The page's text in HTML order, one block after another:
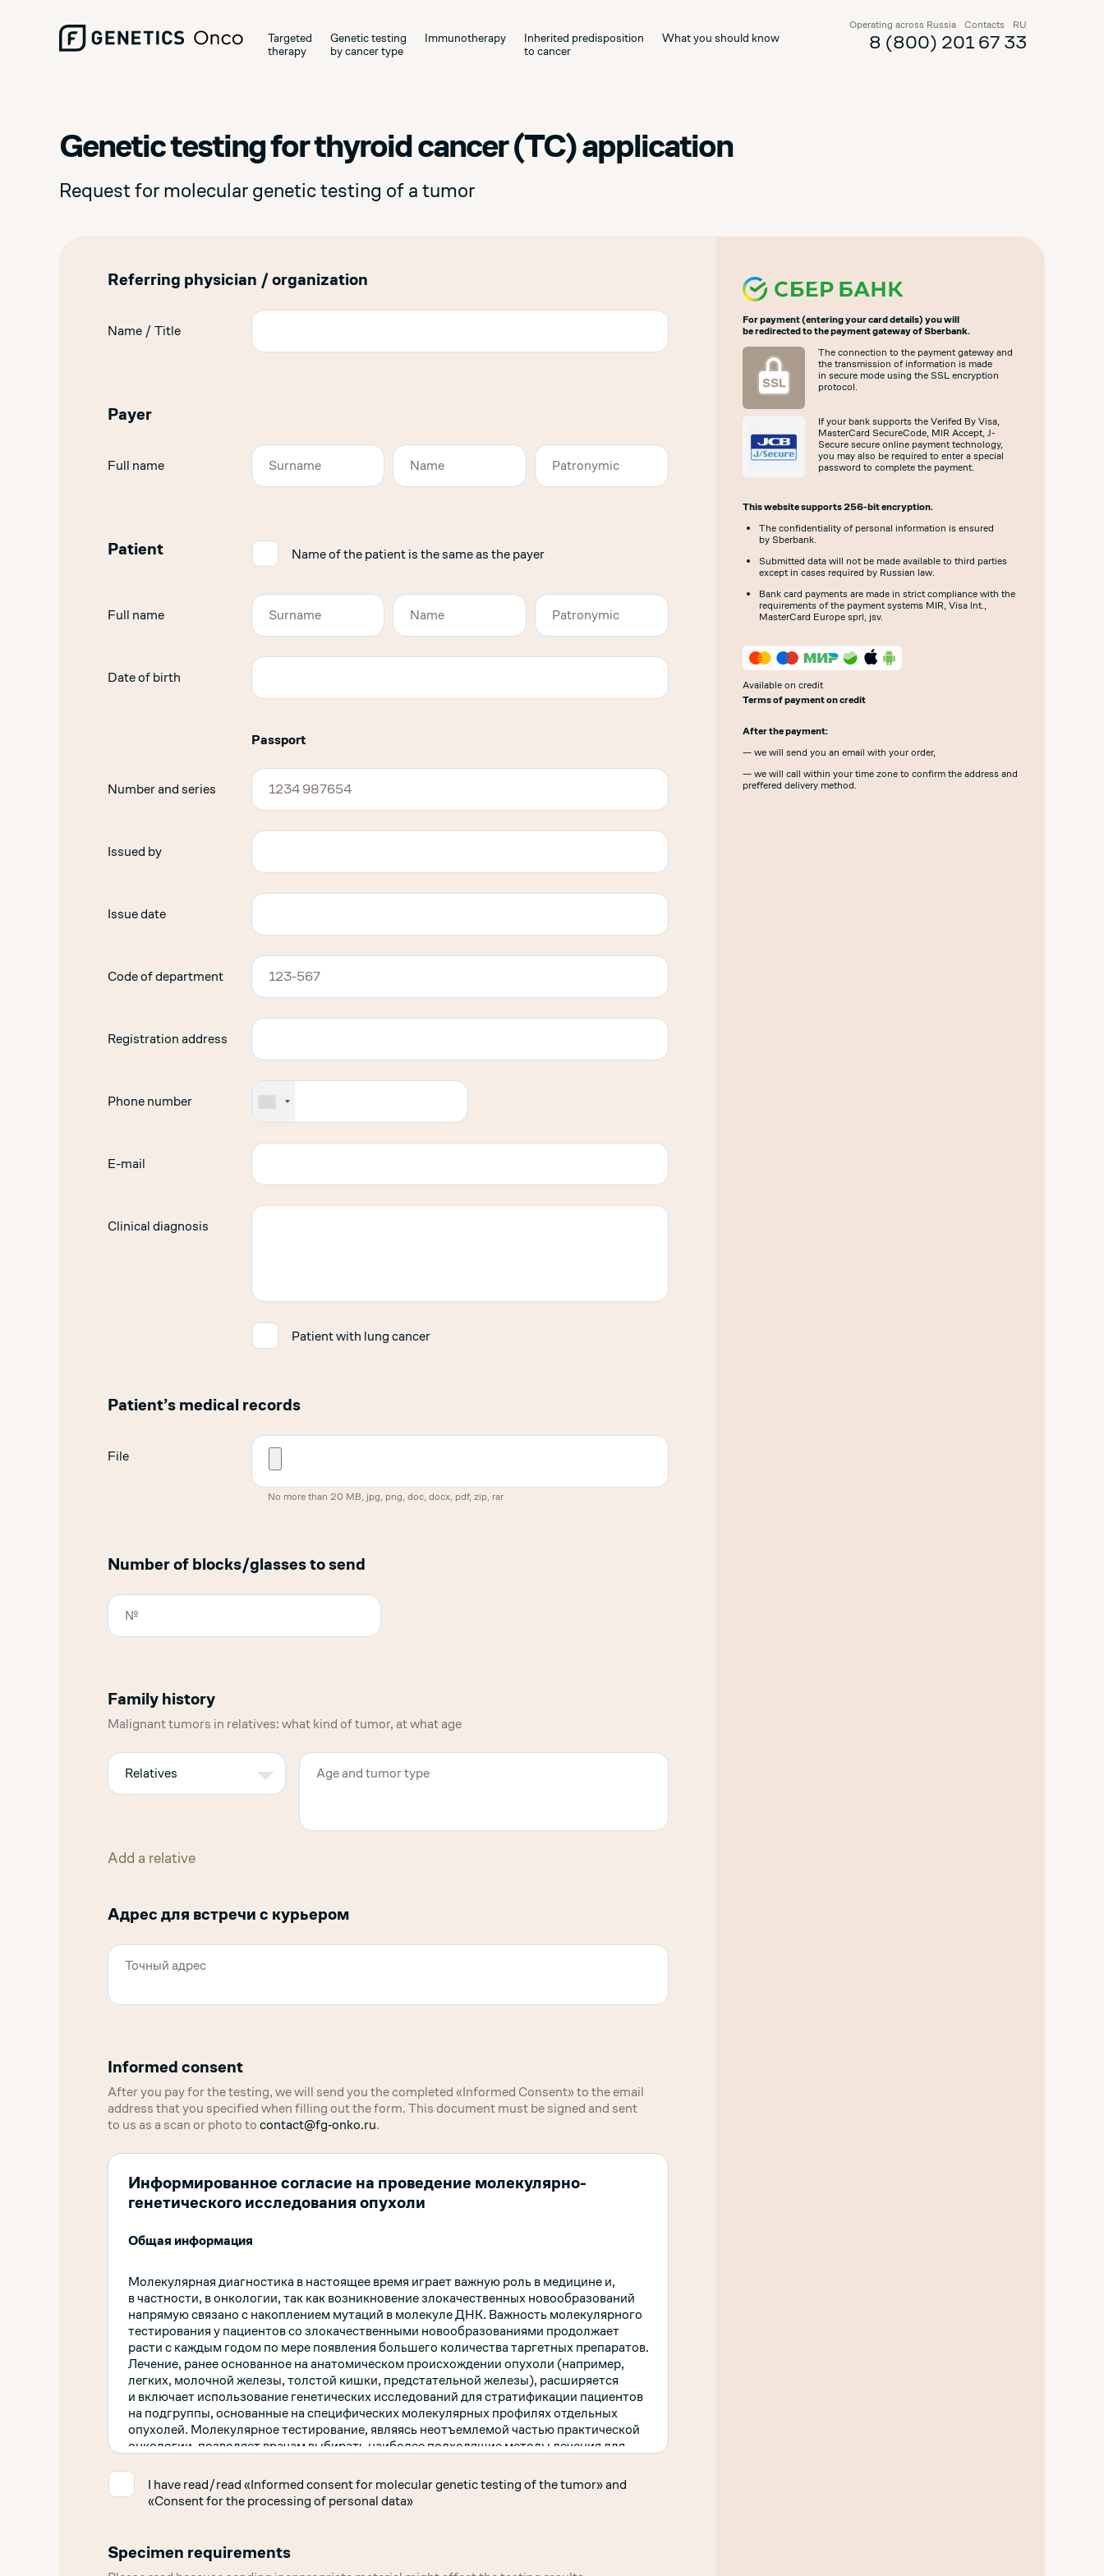
Targeted
therapy
Genetic testing
by cancer type
Immunotherapy
Inherited predisposition
to cancer
What you should know
Operating across Russia Contacts RU
8 (800) 201 67 33
Genetic testing for thyroid cancer (TC) application
Request for molecular genetic testing of a tumor
Referring physician / organization
Name / Title
Payer
Full name
Patient Name of the patient is the same as the payer
Full name
Date of birth
Passport
Number and series
Issued by
Issue date
Code of department
Registration address
Phone number
E-mail
Clinical diagnosis
Patient with lung cancer
Patient’s medical records
File
No more than 20 MB, jpg, png, doc, docx, pdf, zip, rar
Number of blocks/glasses to send
Family history
Malignant tumors in relatives: what kind of tumor, at what age
Add a relative
Адрес для встречи с курьером
Informed consent
After you pay for the testing, we will send you the completed «Informed Consent» to the email
address that you specified when filling out the form. This document must be signed and sent
to us as a scan or photo tocontact@fg‑onko.ru.
Информированное согласие на проведение молекулярно-
генетического исследования опухоли
Общая информация
Молекулярная диагностика в настоящее время играет важную роль в медицине и,
в частности, в онкологии, так как возникновение злокачественных новообразований
напрямую связано с накоплением мутаций в молекуле ДНК. Важность молекулярного
тестирования у пациентов со злокачественными новообразованиями продолжает
расти с каждым годом по мере появления большего количества таргетных препаратов.
Лечение, ранее основанное на анатомическом происхождении опухоли (например,
легких, молочной железы, толстой кишки, предстательной железы), расширяется
и включает использование генетических исследований для стратификации пациентов
на подгруппы, основанные на специфических молекулярных профилях отдельных
опухолей. Молекулярное тестирование, являясь неотъемлемой частью практической
онкологии, позволяет врачам выбирать наиболее подходящие методы лечения для
Молекулярно-генетическое исследование методом NGS (
молочной железы), Генетическое тестирование КРР (колоректальный рак),
Генетическое тестирование РЩЖ (рак щитовидной железы), Генетическое
I have read/read «Informed consent for molecular genetic testing of the tumor» and
«Consent for the processing of personal data»
Specimen requirements
For payment (entering your card details) you will
be redirected to the payment gateway of Sberbank.
The connection to the payment gateway and
the transmission of information is made
in secure mode using the SSL encryption
protocol.
If your bank supports the Verifed By Visa,
MasterCard SecureCode, MlR Accept, J-
Secure secure online payment technology,
you may also be required to enter a special
password to complete the payment.
This website supports 256-bit encryption.
The confidentiality of personal information is ensured
by Sberbank.
Submitted data will not be made available to third parties
except in cases required by Russian law.
Bank card payments are made in strict compliance with the
requirements of the payment systems MIR, Visa lnt.,
MasterCard Europe sprl, jsv.
Available on credit
Terms of payment on credit
After the payment:
— we will send you an email with your order,
— we will call within your time zone to confirm the address and
preffered delivery method.